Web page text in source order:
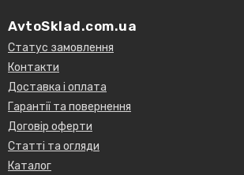
AvtoSklad.com.ua
Статус замовлення
Контакти
Доставка і оплата
Гарантії та повернення
Договір оферти
Статті та огляди
Каталог